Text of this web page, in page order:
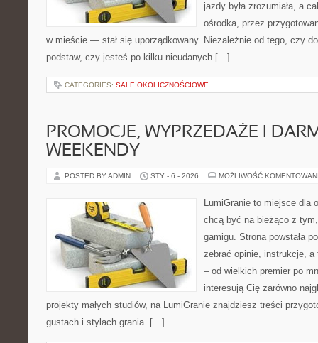
jazdy była zrozumiała, a
ośrodka, przez
w mieście — stał się uporządkowany. Niezależnie od tego, czy
podstaw, czy jesteś po kilku nieudanych […]
CATEGORIES: SALE OKOLICZNOŚCIOWE
PROMOCJE, WYPRZEDAŻE I
WEEKENDY
POSTED BY ADMIN STY - 6 - 2026 MOŻLIWOŚĆ
LumiGranie to miejsce dla
chcą być na bieżąco z
gamigu. Strona powstała
zebrać opinie, instrukcje,
– od wielkich premier po
interesują Cię zarówno
projekty małych studiów, na LumiGranie znajdziesz treści
gustach i stylach grania. […]